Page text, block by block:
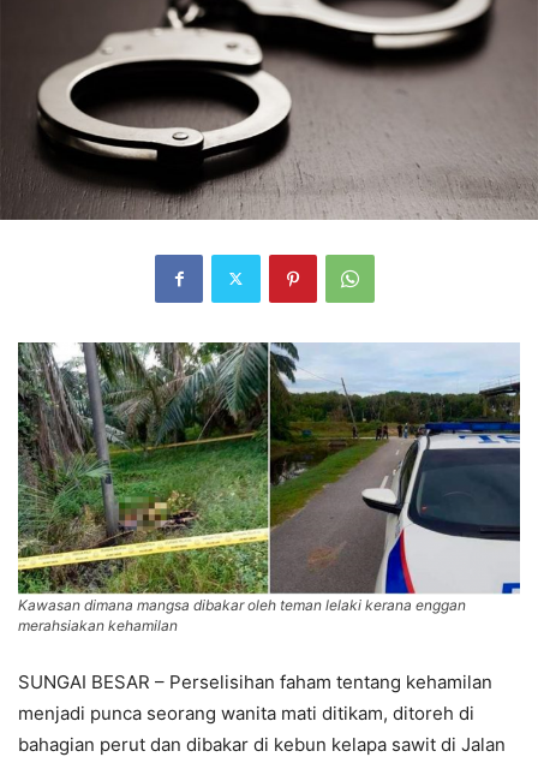
Kawasan dimana mangsa dibakar oleh teman lelaki kerana enggan
merahsiakan kehamilan
SUNGAI BESAR – Perselisihan faham tentang kehamilan
menjadi punca seorang wanita mati ditikam, ditoreh di
bahagian perut dan dibakar di kebun kelapa sawit di Jalan